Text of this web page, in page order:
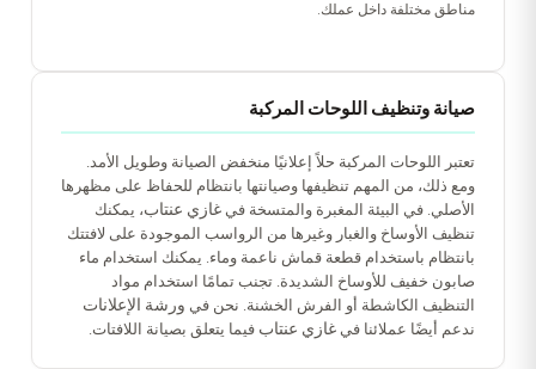
مناطق مختلفة داخل عملك.
صيانة وتنظيف اللوحات المركبة
تعتبر اللوحات المركبة حلاً إعلانيًا منخفض الصيانة وطويل الأمد.
ومع ذلك، من المهم تنظيفها وصيانتها بانتظام للحفاظ على مظهرها
الأصلي. في البيئة المغبرة والمتسخة في غازي عنتاب، يمكنك
تنظيف الأوساخ والغبار وغيرها من الرواسب الموجودة على لافتتك
بانتظام باستخدام قطعة قماش ناعمة وماء. يمكنك استخدام ماء
صابون خفيف للأوساخ الشديدة. تجنب تمامًا استخدام مواد
التنظيف الكاشطة أو الفرش الخشنة. نحن في ورشة الإعلانات
ندعم أيضًا عملائنا في غازي عنتاب فيما يتعلق بصيانة اللافتات.